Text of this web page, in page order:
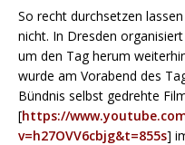
So recht durchsetzen
nicht. In Dresden
um den Tag herum
wurde am Vorabend des
Bündnis selbst gedrehte
[https://
v=h27OVV6cbjg&t=855s]